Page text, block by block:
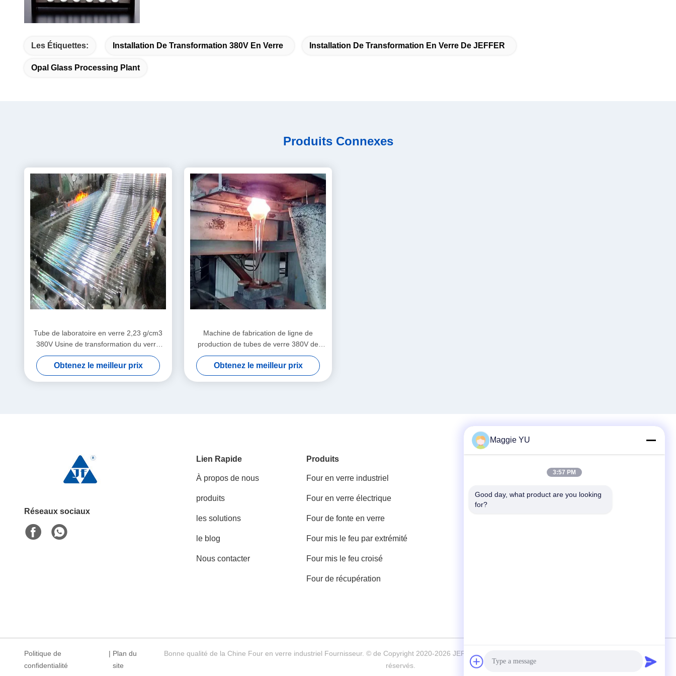
Les Étiquettes: Installation De Transformation 380V En Verre Installation De Transformation En Verre De JEFFER
Opal Glass Processing Plant
Produits Connexes
Tube de laboratoire en verre 2,23 g/cm3
380V Usine de transformation du verre
pour usage en laboratoire
Obtenez le meilleur prix
Machine de fabrication de ligne de
production de tubes de verre 380V de
grande taille
Obtenez le meilleur prix
Réseaux sociaux
Lien Rapide
À propos de nous
produits
les solutions
le blog
Nous contacter
Produits
Four en verre industriel
Four en verre électrique
Four de fonte en verre
Four mis le feu par extrémité
Four mis le feu croisé
Four de récupération
+86-23-6775-9464
Politique de
confidentialité
| Plan du
site
Bonne qualité de la Chine Four en verre industriel Fournisseur. © de Copyright 2020-2026 JEFFER Engineering and Technology Co.,Ltd . Tous droits
réservés.
Maggie YU
3:57 PM
Good day, what product are you looking
for?